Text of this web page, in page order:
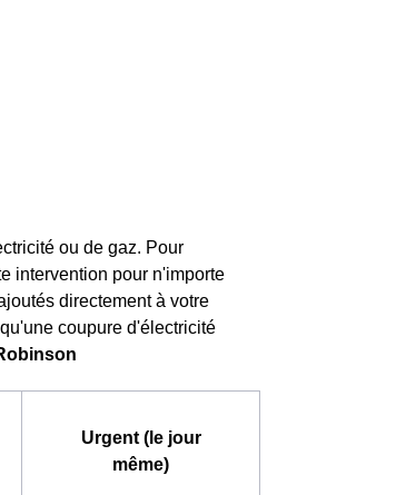
ou de gaz. Pour
intervention pour n'importe
directement à votre
coupure d'électricité
Urgent (le jour
même)